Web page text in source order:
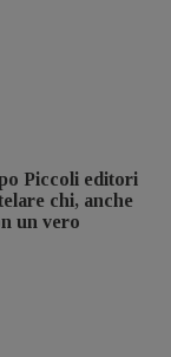
Piccoli editori
chi, anche
un vero